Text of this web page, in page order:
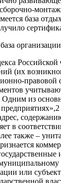
сборочно-
база
база
(их
Одним из
в
также –
или